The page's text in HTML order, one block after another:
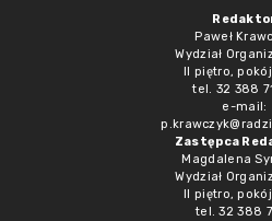
Paweł
Wydział
II piętro,
tel. 32 388
e-mail:
Zastępca
Magdalena
Wydział
II piętro,
tel. 32 388